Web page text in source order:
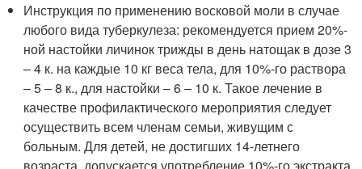
Инструкция по применению восковой моли в случае
любого вида туберкулеза: рекомендуется прием 20%-
ной настойки личинок трижды в день натощак в дозе 3
– 4 к. на каждые 10 кг веса тела, для 10%-го раствора
– 5 – 8 к., для настойки – 6 – 10 к. Такое лечение в
качестве профилактического мероприятия следует
осуществить всем членам семьи, живущим с
больным. Для детей, не достигших 14-летнего